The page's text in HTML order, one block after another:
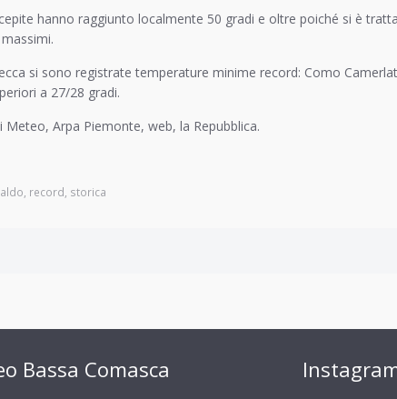
hanno raggiunto localmente 50 gradi e oltre poiché si è
si sono registrate temperature minime record: Como
a 27/28 gradi.
Arpa Piemonte, web, la Repubblica.
record storica
Bassa Comasca